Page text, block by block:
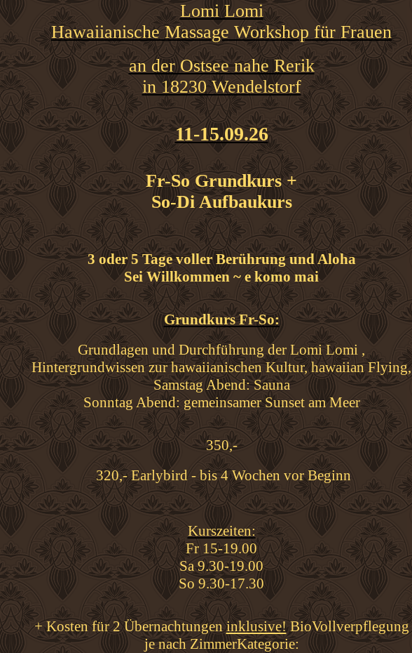
Lomi Lomi
Hawaiianische Massage Workshop für Frauen
an der Ostsee nahe Rerik
in 18230 Wendelstorf
11-15.09.26
Fr-So Grundkurs +
So-Di Aufbaukurs
3 oder 5 Tage voller Berührung und Aloha
Sei Willkommen ~ e komo mai
Grundkurs Fr-So:
Grundlagen und Durchführung der Lomi Lomi ,
Hintergrundwissen zur hawaiianischen Kultur, hawaiian Flying,
Samstag Abend: Sauna
Sonntag Abend: gemeinsamer Sunset am Meer
350,-
320,- Earlybird - bis 4 Wochen vor Beginn
Kurszeiten:
Fr 15-19.00
Sa 9.30-19.00
So 9.30-17.30
+ Kosten für 2 Übernachtungeninklusive! BioVollverpflegung
je nach ZimmerKategorie: